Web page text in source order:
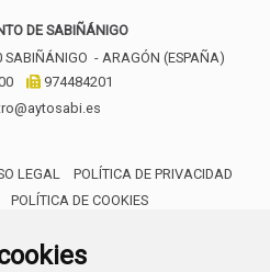
DE SABIÑÁNIGO
SABIÑÁNIGO - ARAGÓN (ESPAÑA)
974484201
LEGAL
POLÍTICA DE PRIVACIDAD
POLÍTICA DE COOKIES